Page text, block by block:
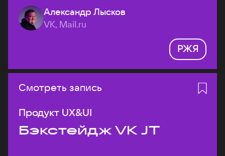
Александр Лысков
VK, Mail.ru
РЖЯ
Смотреть запись
Продукт UX&UI
Бэкстейдж VK JT